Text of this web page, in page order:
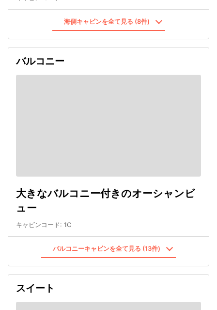
海側キャビンを全て見る (8件)
バルコニー
大きなバルコニー付きのオーシャンビ
ュー
キャビンコード: 1C
バルコニーキャビンを全て見る (13件)
スイート